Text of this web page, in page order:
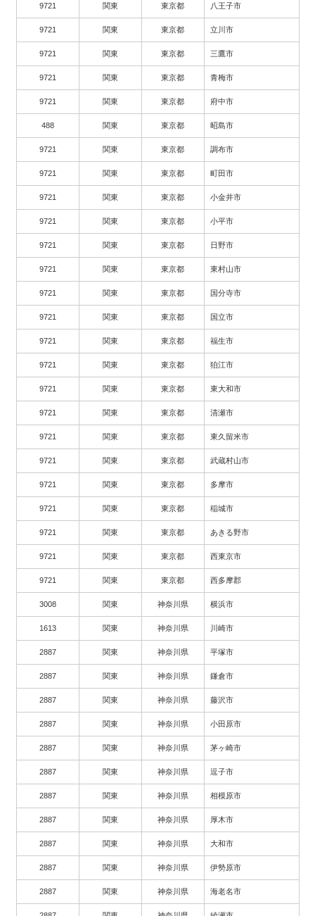
9721 関東 東京都 八王子市
9721 関東 東京都 立川市
9721 関東 東京都 三鷹市
9721 関東 東京都 青梅市
9721 関東 東京都 府中市
488 関東 東京都 昭島市
9721 関東 東京都 調布市
9721 関東 東京都 町田市
9721 関東 東京都 小金井市
9721 関東 東京都 小平市
9721 関東 東京都 日野市
9721 関東 東京都 東村山市
9721 関東 東京都 国分寺市
9721 関東 東京都 国立市
9721 関東 東京都 福生市
9721 関東 東京都 狛江市
9721 関東 東京都 東大和市
9721 関東 東京都 清瀬市
9721 関東 東京都 東久留米市
9721 関東 東京都 武蔵村山市
9721 関東 東京都 多摩市
9721 関東 東京都 稲城市
9721 関東 東京都 あきる野市
9721 関東 東京都 西東京市
9721 関東 東京都 西多摩郡
3008 関東 神奈川県 横浜市
1613 関東 神奈川県 川崎市
2887 関東 神奈川県 平塚市
2887 関東 神奈川県 鎌倉市
2887 関東 神奈川県 藤沢市
2887 関東 神奈川県 小田原市
2887 関東 神奈川県 茅ヶ崎市
2887 関東 神奈川県 逗子市
2887 関東 神奈川県 相模原市
2887 関東 神奈川県 厚木市
2887 関東 神奈川県 大和市
2887 関東 神奈川県 伊勢原市
2887 関東 神奈川県 海老名市